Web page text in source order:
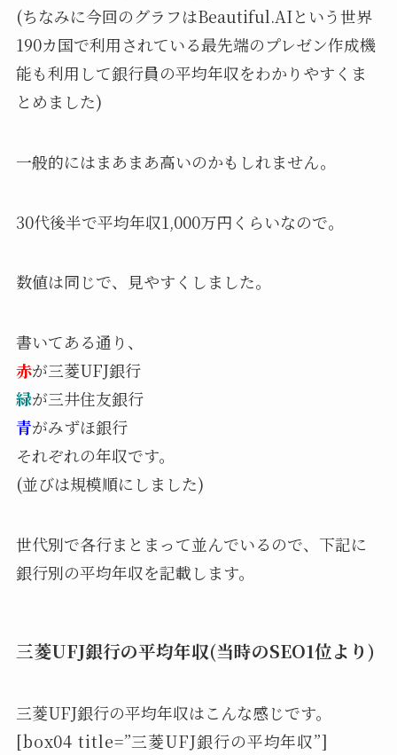
(ちなみに今回のグラフはBeautiful.AIという世界
190カ国で利用されている最先端のプレゼン作成機
能も利用して銀行員の平均年収をわかりやすくま
とめました)
一般的にはまあまあ高いのかもしれません。
30代後半で平均年収1,000万円くらいなので。
数値は同じで、見やすくしました。
書いてある通り、
赤が三菱UFJ銀行
緑が三井住友銀行
青がみずほ銀行
それぞれの年収です。
(並びは規模順にしました)
世代別で各行まとまって並んでいるので、下記に
銀行別の平均年収を記載します。
三菱UFJ銀行の平均年収(当時のSEO1位より)
三菱UFJ銀行の平均年収はこんな感じです。
[box04 title=”三菱UFJ銀行の平均年収”]